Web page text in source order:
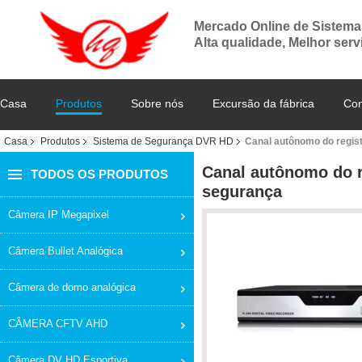
Mercado Online de
Alta qualidade, Melhor
Casa Produtos Sobre nós Excursão da fábrica
Casa Produtos Sistema de Segurança DVR HD Canal autônomo do
TODOS OS PRODUTOS
Câmera IP Megapixel
Câmera Bullet Analógica
Câmera de domo analógica
CÂMERA CFTV AHD
Canal autônomo do
segurança